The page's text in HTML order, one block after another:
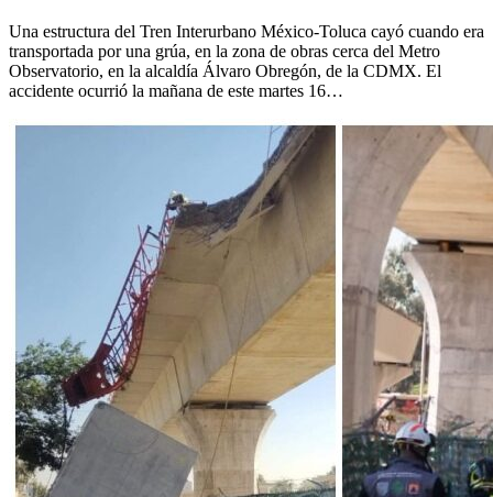
Una estructura del Tren Interurbano México-Toluca cayó cuando era
transportada por una grúa, en la zona de obras cerca del Metro
Observatorio, en la alcaldía Álvaro Obregón, de la CDMX. El
accidente ocurrió la mañana de este martes 16…